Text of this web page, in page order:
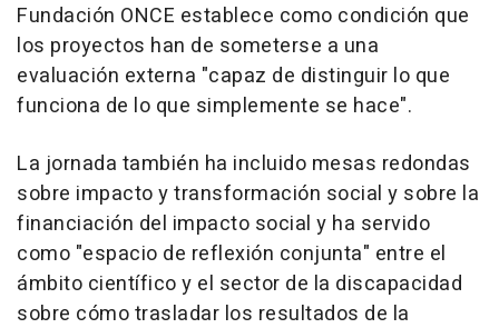
Fundación ONCE establece como condición que
los proyectos han de someterse a una
evaluación externa "capaz de distinguir lo que
funciona de lo que simplemente se hace".
La jornada también ha incluido mesas redondas
sobre impacto y transformación social y sobre la
financiación del impacto social y ha servido
como "espacio de reflexión conjunta" entre el
ámbito científico y el sector de la discapacidad
sobre cómo trasladar los resultados de la